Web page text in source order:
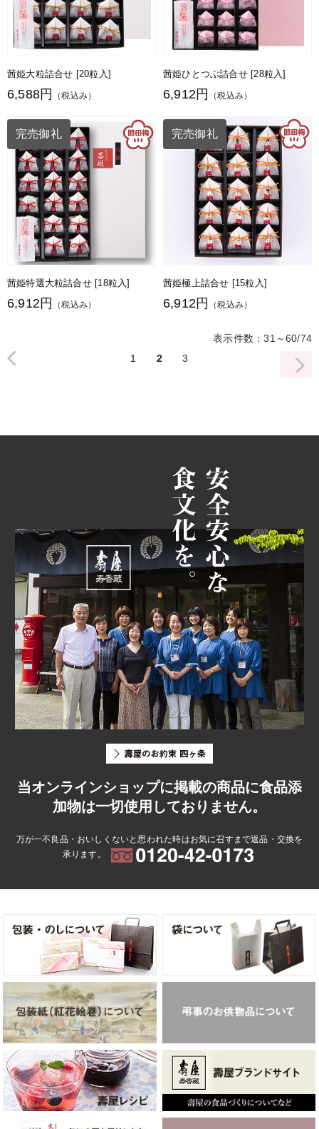
茜姫大粒詰合せ [20粒入]
6,588円 （税込み）
茜姫ひとつぶ詰合せ [28粒入]
6,912円 （税込み）
茜姫特選大粒詰合せ [18粒入]
6,912円 （税込み）
完売御礼
茜姫極上詰合せ [15粒入]
6,912円 （税込み）
完売御礼
表示件数：31～60/74
1
2 3
当オンラインショップに掲載の商品に食品添
加物は一切使用しておりません。
万が一不良品・おいしくないと思われた時はお気に召すまで返品・交換を
承ります。